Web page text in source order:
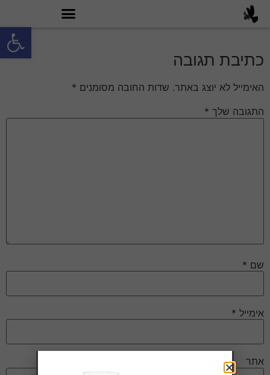
פתח
כתיבת תגובה
האימייל לא יוצג באתר. שדות החובה מסומנים *
התגובה שלך *
שם *
אימייל *
אתר